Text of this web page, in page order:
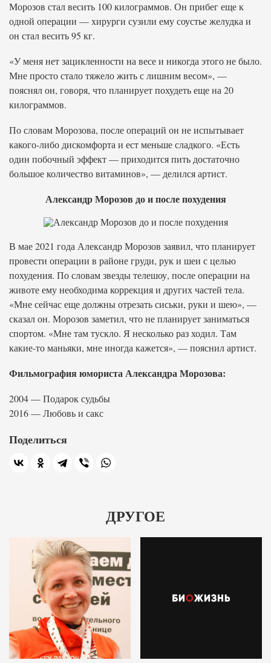
Морозов стал весить 100 килограммов. Он прибег еще к
одной операции — хирурги сузили ему соустье желудка и
он стал весить 95 кг.
«У меня нет зацикленности на весе и никогда этого не было.
Мне просто стало тяжело жить с лишним весом», —
пояснял он, говоря, что планирует похудеть еще на 20
килограммов.
По словам Морозова, после операций он не испытывает
какого-либо дискомфорта и ест меньше сладкого. «Есть
один побочный эффект — приходится пить достаточно
большое количество витаминов», — делился артист.
Александр Морозов до и после похудения
В мае 2021 года Александр Морозов заявил, что планирует
провести операции в районе груди, рук и шеи с целью
похудения. По словам звезды телешоу, после операции на
животе ему необходима коррекция и других частей тела.
«Мне сейчас еще должны отрезать сиськи, руки и шею», —
сказал он. Морозов заметил, что не планирует заниматься
спортом. «Мне там тускло. Я несколько раз ходил. Там
какие-то маньяки, мне иногда кажется», — пояснил артист.
Фильмография юмориста Александра Морозова:
2004 — Подарок судьбы
2016 — Любовь и сакс
Поделиться
ДРУГОЕ